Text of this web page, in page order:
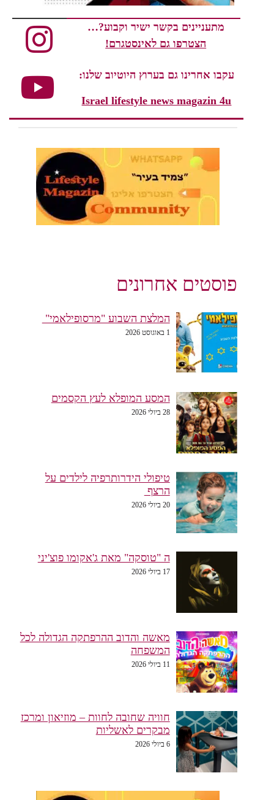
מתעניינים בקשר ישיר וקבוע?…
הצטרפו גם לאינסטגרם!
עקבו אחרינו גם בערוץ היוטיוב שלנו:
Israel lifestyle news magazin 4u
פוסטים אחרונים
המלצת השבוע "מרסופילאמי"
1 באוגוסט 2026
המסע המופלא לעץ הקסמים
28 ביולי 2026
טיפולי הידרותרפיה לילדים על
הרצף
20 ביולי 2026
ה "טוסקה" מאת ג'אקומו פוצ'יני
17 ביולי 2026
מאשה והדוב ההרפתקה הגדולה לכל
המשפחה
11 ביולי 2026
חוויה שחובה לחוות – מוזיאון ומרכז
מבקרים לאשליות
6 ביולי 2026